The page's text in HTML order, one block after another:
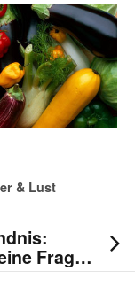
& Lust
Frage